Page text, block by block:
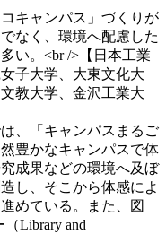
キャンパス」づくりが
なく、環境へ配慮した
い。<br />【日本工業
子大学、大東文化大
教大学、金沢工業大
、「キャンパスまるご
豊かなキャンパスで体
成果などの環境へ及ぼ
し、そこから体感によ
めている。また、図
Library and